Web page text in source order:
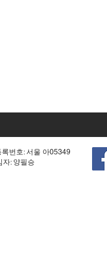
번호: 서울 아05349
: 양필승